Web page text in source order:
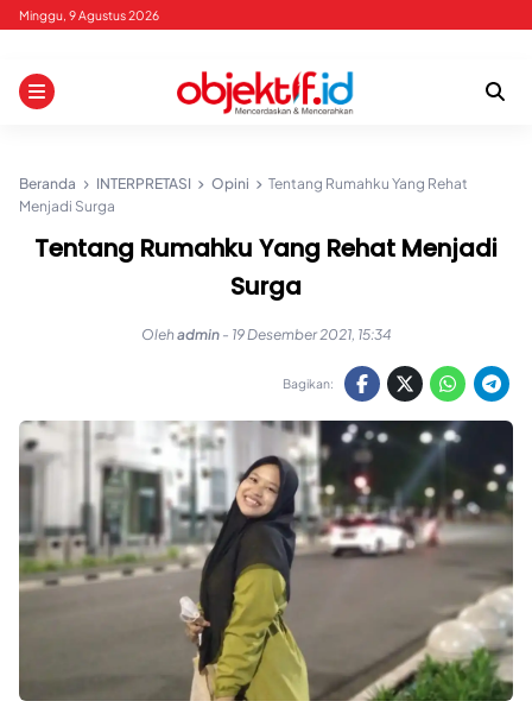
Skip
content
Minggu, 9 Agustus 2026
Beranda INTERPRETASI Opini
Tentang Rumahku Yang Rehat
Menjadi Surga
Tentang Rumahku Yang Rehat Menjadi
Surga
Olehadmin - 19 Desember 2021, 15:34
Bagikan: